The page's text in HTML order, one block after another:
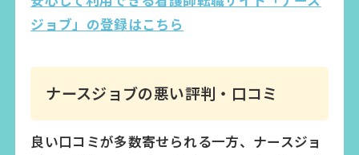
ジョブ」の登録はこちら
ナースジョブの悪い評判・口コミ
良い口コミが多数寄せられる一方、ナースジョ